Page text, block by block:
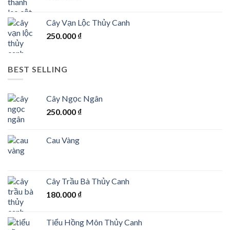
Cây Vạn Lộc Thủy Canh
250.000 ₫
BEST SELLING
Cây Ngọc Ngân
250.000 ₫
Cau Vàng
Cây Trầu Bà Thủy Canh
180.000 ₫
Tiểu Hồng Môn Thủy Canh